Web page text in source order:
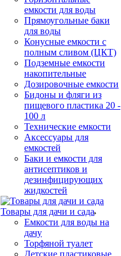
емкости для воды
Прямоугольные баки
для воды
Конусные емкости с
полным сливом (ЦКТ)
Подземные емкости
накопительные
Дозировочные емкости
Бидоны и фляги из
пищевого пластика 20 -
100 л
Технические емкости
Аксессуары для
емкостей
Баки и емкости для
антисептиков и
дезинфицирующих
жидкостей
Товары для дачи и сада
Емкости для воды на
дачу
Торфяной туалет
Детские пластиковые